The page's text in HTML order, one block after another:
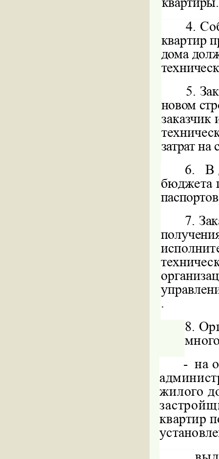
4.
квартир
дома
5.
новом
заказчик
затрат на
6.
В
бюджета
7.
.
8.
- на
жилого
квартир